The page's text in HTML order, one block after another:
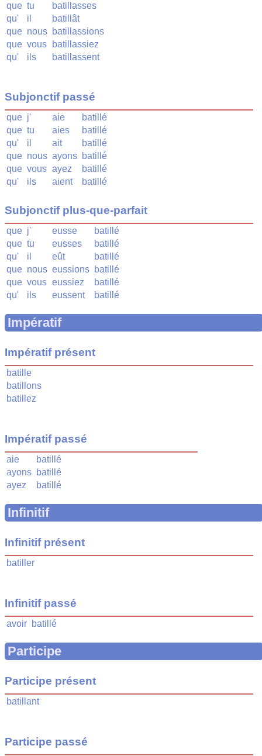
que tu
batillasses
qu'
il
batillât
que nous batillassions
que vous
batillassiez
qu'
ils batillassent
Subjonctif passé
que j' aie
batillé
que tu aies
batillé
qu'
il ait
batillé
que nous ayons batillé
que vous ayez
batillé
qu'
ils aient batillé
Subjonctif plus-que-parfait
que j' eusse
batillé
que tu eusses
batillé
qu'
il eût
batillé
que nous eussions batillé
que vous eussiez
batillé
qu'
ils eussent batillé
Impératif
Impératif présent
batille
batillons
batillez
Impératif passé
aie
batillé
ayons batillé
ayez
batillé
Infinitif
Infinitif présent
batiller
Infinitif passé
avoir batillé
Participe
Participe présent
batillant
Participe passé